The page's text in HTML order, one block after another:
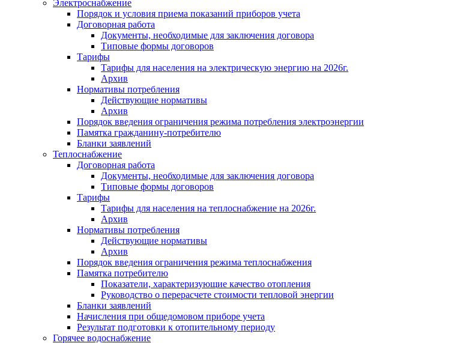
Электроснабжение
Порядок и условия приема показаний приборов учета
Договорная работа
Документы, необходимые для заключения договора
Типовые формы договоров
Тарифы
Тарифы для населения на электрическую энергию на 2026г.
Архив
Нормативы потребления
Действующие нормативы
Архив
Порядок введения ограничения режима потребления электроэнергии
Памятка гражданину-потребителю
Бланки заявлений
Теплоснабжение
Договорная работа
Документы, необходимые для заключения договора
Типовые формы договоров
Тарифы
Тарифы для населения на теплоснабжение на 2026г.
Архив
Нормативы потребления
Действующие нормативы
Архив
Порядок введения ограничения режима теплоснабжения
Памятка потребителю
Показатели, характеризующие качество отопления
Руководство о перерасчете стоимости тепловой энергии
Бланки заявлений
Начисления при общедомовом приборе учета
Результат подготовки к отопительному периоду
Горячее водоснабжение